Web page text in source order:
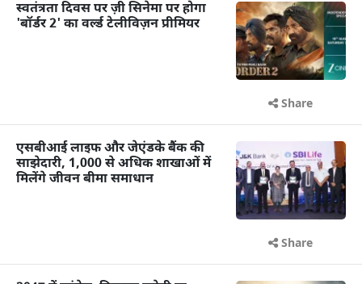
स्वतंत्रता दिवस पर ज़ी सिनेमा पर होगा
'बॉर्डर 2' का वर्ल्ड टेलीविज़न प्रीमियर
Share
एसबीआई लाइफ और जेएंडके बैंक की
साझेदारी, 1,000 से अधिक शाखाओं में
मिलेंगे जीवन बीमा समाधान
Share